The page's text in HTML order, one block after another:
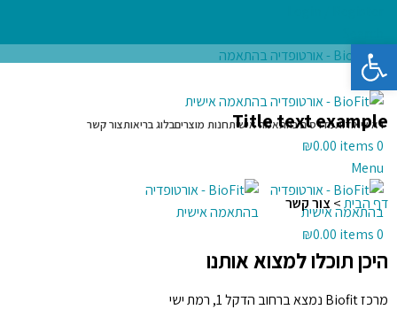
ראשיאודותמדרסים בהתאמה אישיתחנות מוצריםבלוג בריאותצור קשר
0
items
₪0.00
Menu
0
items
₪0.00
Title text example
דף הבית> צור קשר
היכן תוכלו למצוא אותנו
מרכז Biofit נמצא ברחוב הדקל 1, רמת ישי
פתח סרגל נגישות